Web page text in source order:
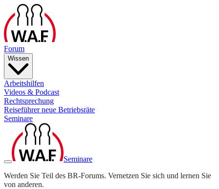
Forum
Wissen
Arbeitshilfen
Videos & Podcast
Rechtsprechung
Reiseführer neue Betriebsräte
Seminare
Seminare
Werden Sie Teil des BR-Forums. Vernetzen Sie sich und lernen Sie
von anderen.